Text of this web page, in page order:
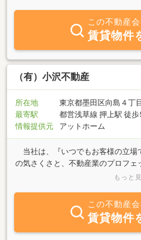
ること、間違いありません。
この不動産
賃貸物件
（有）小沢不動産
所在地
東京都墨田区向島４丁
最寄駅
都営浅草線 押上駅 徒歩
情報提供元
アットホーム
当社は、『いつでもお客様の立場
の気さくさと、不動産業のプロフェ
れる企業を目指しております。 お
を持たれているオーナー様、当社が
せていただきます。 購入を考えて
はもちろん、金融機関の融資やご成
します。 思い出のつまったご自宅
もっと
この不動産
賃貸物件